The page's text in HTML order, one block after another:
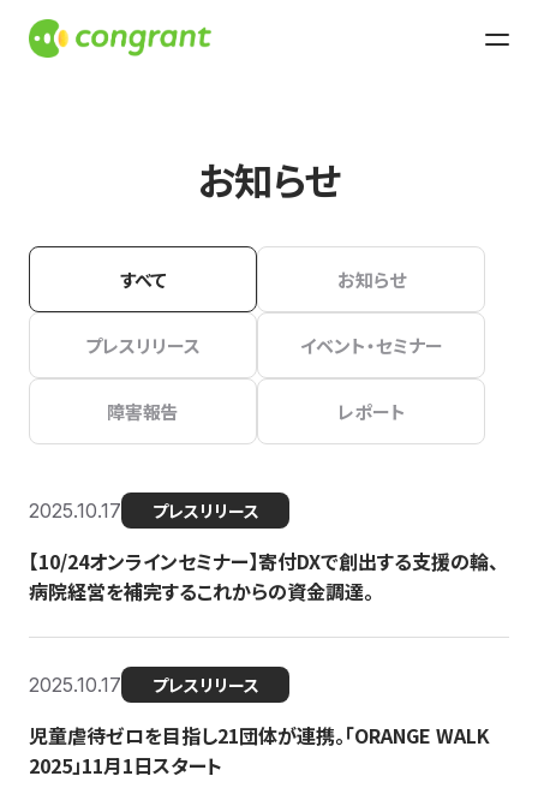
お知らせ
すべて お知らせ
プレスリリース イベント・セミナー
障害報告 レポート
2025.10.17 プレスリリース
【10/24オンラインセミナー】寄付DXで創出する支援の輪、
病院経営を補完するこれからの資金調達。
2025.10.17 プレスリリース
児童虐待ゼロを目指し21団体が連携。「ORANGE WALK
2025」11月1日スタート